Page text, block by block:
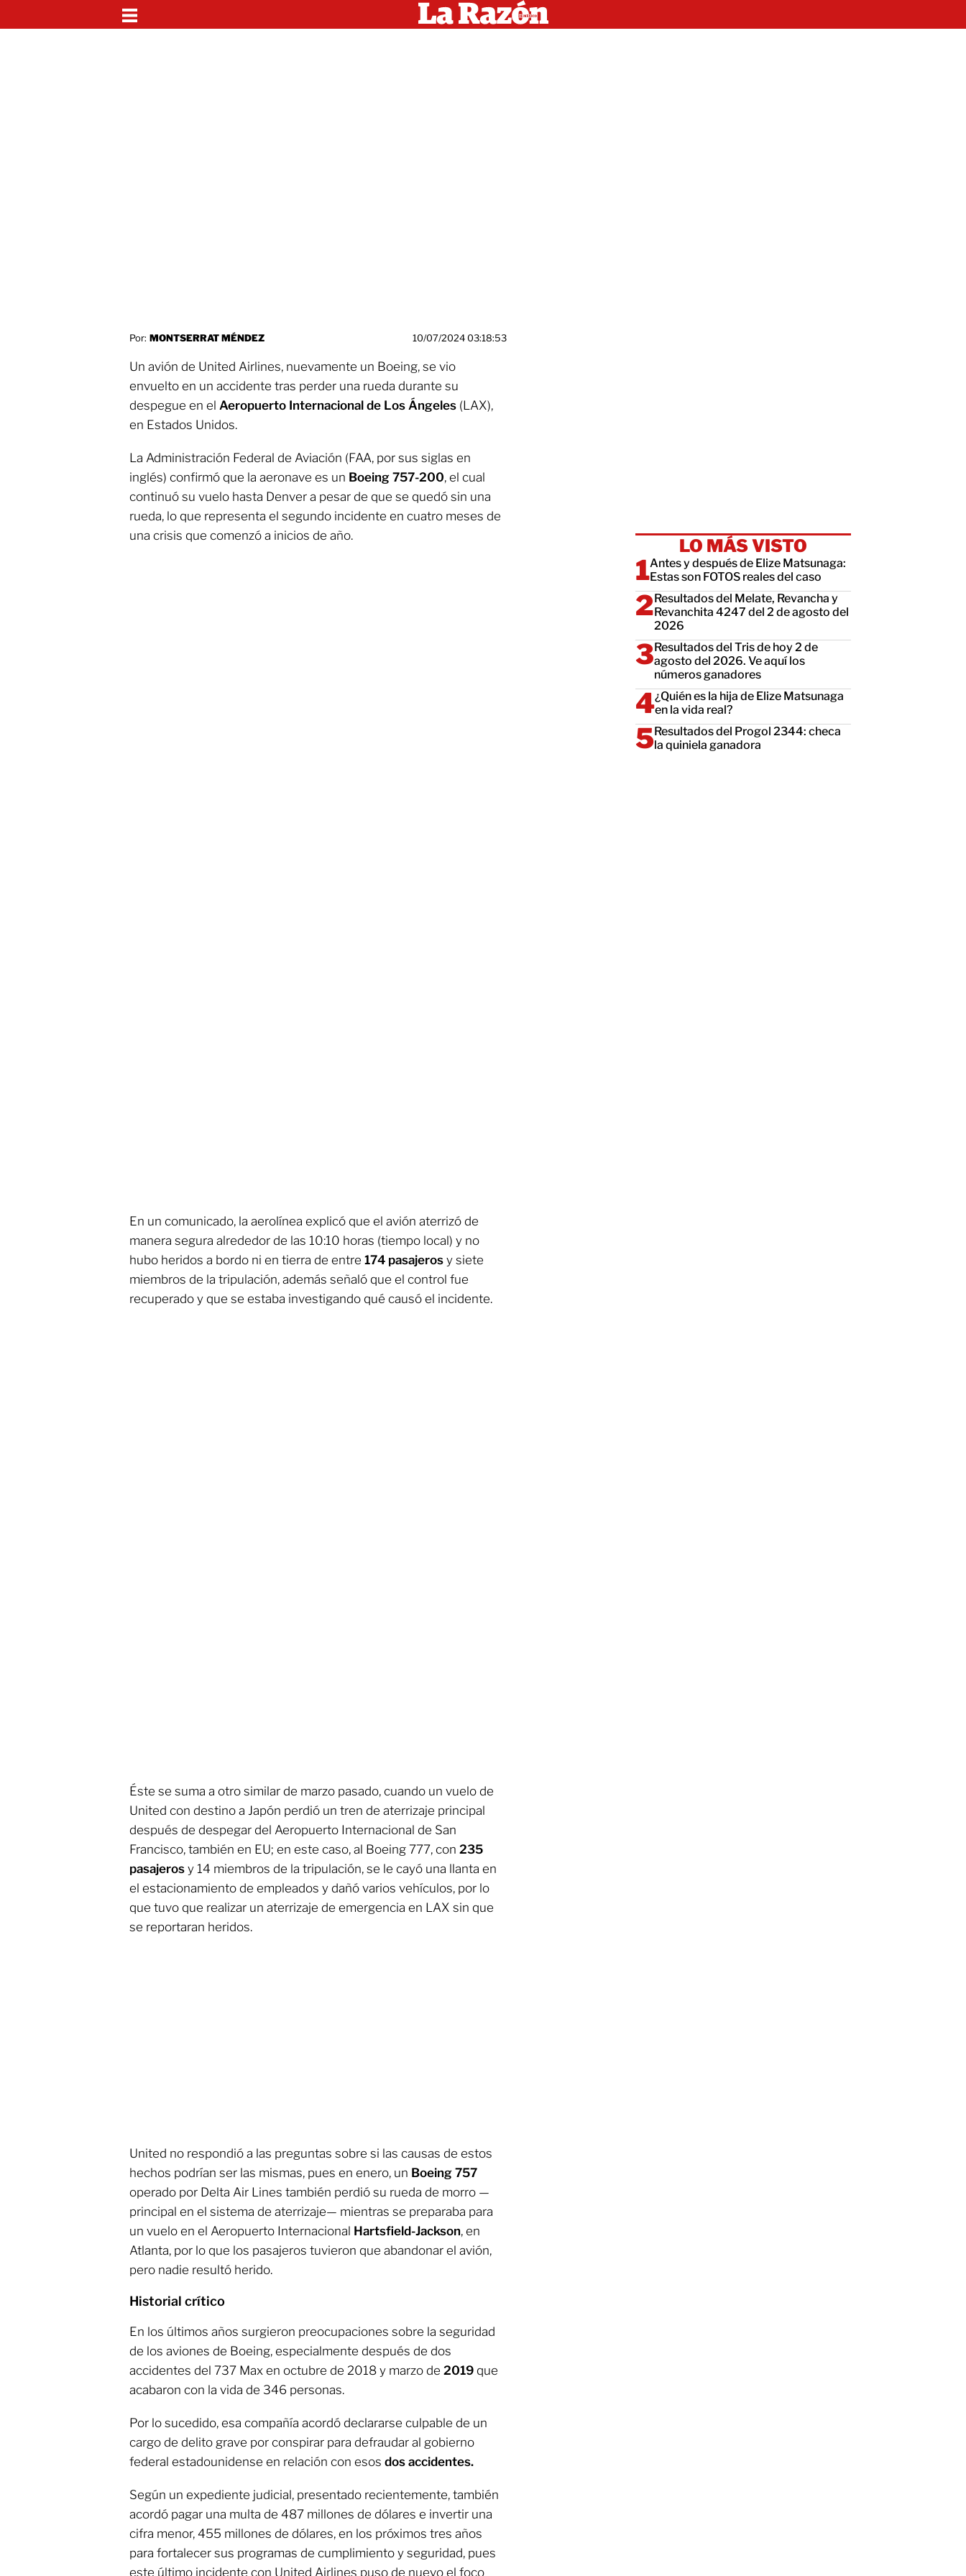
Por: MONTSERRAT MÉNDEZ 10/07/2024 03:18:53
Un avión de United Airlines, nuevamente un Boeing, se vio
envuelto en un accidente tras perder una rueda durante su
despegue en el Aeropuerto Internacional de Los Ángeles (LAX),
en Estados Unidos.
La Administración Federal de Aviación (FAA, por sus siglas en
inglés) confirmó que la aeronave es un Boeing 757-200, el cual
continuó su vuelo hasta Denver a pesar de que se quedó sin una
rueda, lo que representa el segundo incidente en cuatro meses de
una crisis que comenzó a inicios de año.
En un comunicado, la aerolínea explicó que el avión aterrizó de
manera segura alrededor de las 10:10 horas (tiempo local) y no
hubo heridos a bordo ni en tierra de entre 174 pasajeros y siete
miembros de la tripulación, además señaló que el control fue
recuperado y que se estaba investigando qué causó el incidente.
Éste se suma a otro similar de marzo pasado, cuando un vuelo de
United con destino a Japón perdió un tren de aterrizaje principal
después de despegar del Aeropuerto Internacional de San
Francisco, también en EU; en este caso, al Boeing 777, con 235
pasajeros y 14 miembros de la tripulación, se le cayó una llanta en
el estacionamiento de empleados y dañó varios vehículos, por lo
que tuvo que realizar un aterrizaje de emergencia en LAX sin que
se reportaran heridos.
United no respondió a las preguntas sobre si las causas de estos
hechos podrían ser las mismas, pues en enero, un Boeing 757
operado por Delta Air Lines también perdió su rueda de morro —
principal en el sistema de aterrizaje— mientras se preparaba para
un vuelo en el Aeropuerto Internacional Hartsfield-Jackson, en
Atlanta, por lo que los pasajeros tuvieron que abandonar el avión,
pero nadie resultó herido.
Historial crítico
En los últimos años surgieron preocupaciones sobre la seguridad
de los aviones de Boeing, especialmente después de dos
accidentes del 737 Max en octubre de 2018 y marzo de 2019 que
acabaron con la vida de 346 personas.
Por lo sucedido, esa compañía acordó declararse culpable de un
cargo de delito grave por conspirar para defraudar al gobierno
federal estadounidense en relación con esos dos accidentes.
Según un expediente judicial, presentado recientemente, también
acordó pagar una multa de 487 millones de dólares e invertir una
cifra menor, 455 millones de dólares, en los próximos tres años
para fortalecer sus programas de cumplimiento y seguridad, pues
este último incidente con United Airlines puso de nuevo el foco
LO MÁS VISTO
Antes y después de Elize Matsunaga:
Estas son FOTOS reales del caso
Resultados del Melate, Revancha y
Revanchita 4247 del 2 de agosto del
2026
Resultados del Tris de hoy 2 de
agosto del 2026. Ve aquí los
números ganadores
¿Quién es la hija de Elize Matsunaga
en la vida real?
Resultados del Progol 2344: checa
la quiniela ganadora